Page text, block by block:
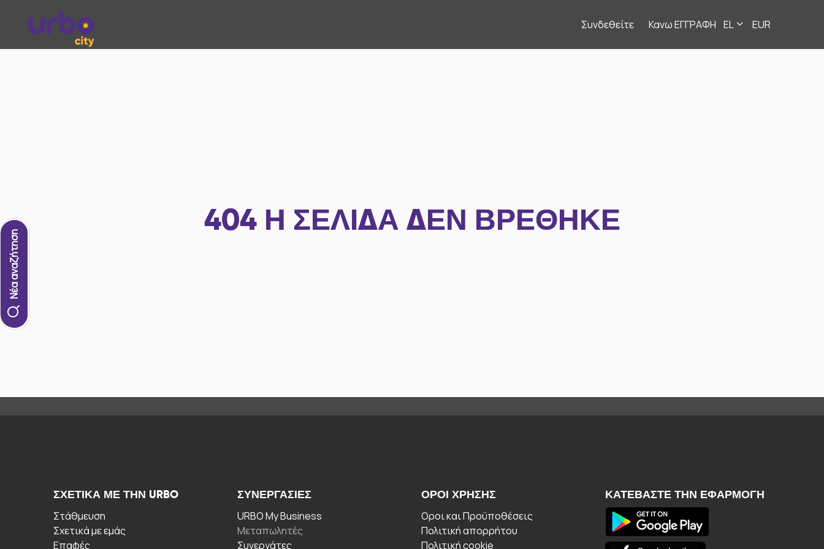
Συνδεθείτε Κανω ΕΓΓΡΑΦΗ EL EUR
Νέα αναζήτηση
404 Η ΣΕΛΊΔΑ ΔΕΝ ΒΡΈΘΗΚΕ
ΣΧΕΤΙΚΆ ΜΕ ΤΗΝ URBO
Στάθμευση
Σχετικά με εμάς
Επαφές
ΣΥΝΕΡΓΑΣΊΕΣ
URBO My Business
Μεταπωλητές
Συνεργάτες
ΟΡΟΙ ΧΡΉΣΗΣ
Οροι και Προϋποθέσεις
Πολιτική απορρήτου
Πολιτική cookie
ΚΑΤΕΒΆΣΤΕ ΤΗΝ ΕΦΑΡΜΟΓΉ